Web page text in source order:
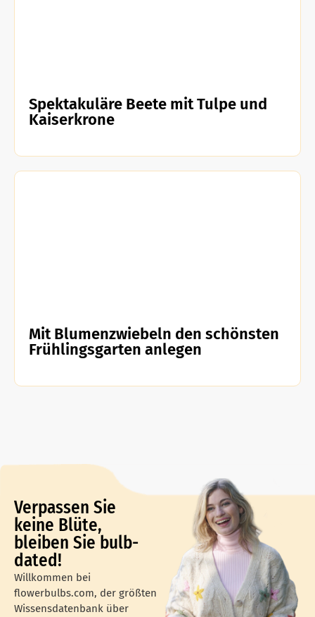
Spektakuläre Beete mit Tulpe und
Kaiserkrone
Mit Blumenzwiebeln den schönsten
Frühlingsgarten anlegen
Verpassen Sie
keine Blüte,
bleiben Sie bulb-
dated!
Willkommen bei
flowerbulbs.com, der größten
Wissensdatenbank über